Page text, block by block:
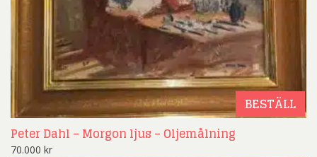
BESTÄLL
Peter Dahl – Morgon ljus – Oljemålning
70.000 kr